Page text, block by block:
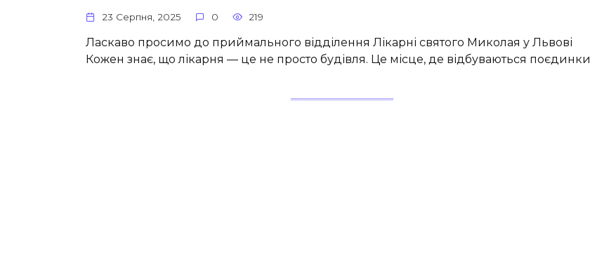
23 Серпня, 2025 0 219
Ласкаво просимо до приймального відділення Лікарні святого Миколая у Львові
Кожен знає, що лікарня — це не просто будівля. Це місце, де відбуваються поєдинки